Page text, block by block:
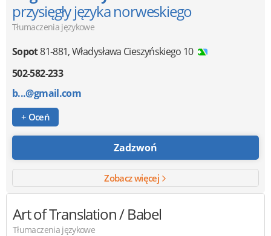
przysięgły języka norweskiego
Tłumaczenia językowe
Sopot81-881,Władysława Cieszyńskiego 10
502-582-233
b...@gmail.com
+ Oceń
Zadzwoń
Zobacz więcej
Art of Translation / Babel
Tłumaczenia językowe